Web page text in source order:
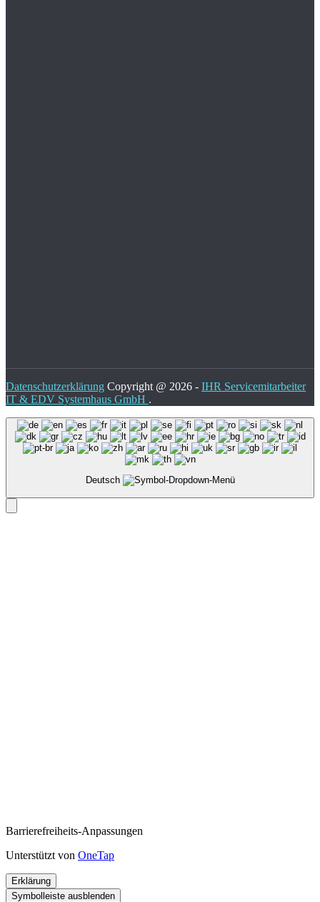
Datenschutzerklärung Copyright @ 2026 - IHR Servicemitarbeiter
IT & EDV Systemhaus GmbH .
Deutsch
Barrierefreiheits-Anpassungen
Unterstützt von OneTap
Erklärung
Symbolleiste ausblenden